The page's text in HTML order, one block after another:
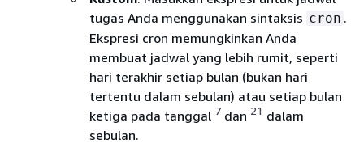
tugas Anda menggunakan sintaksis cron .
Ekspresi cron memungkinkan Anda
membuat jadwal yang lebih rumit, seperti
hari terakhir setiap bulan (bukan hari
tertentu dalam sebulan) atau setiap bulan
ketiga pada tanggal 7 dan 21 dalam
sebulan.